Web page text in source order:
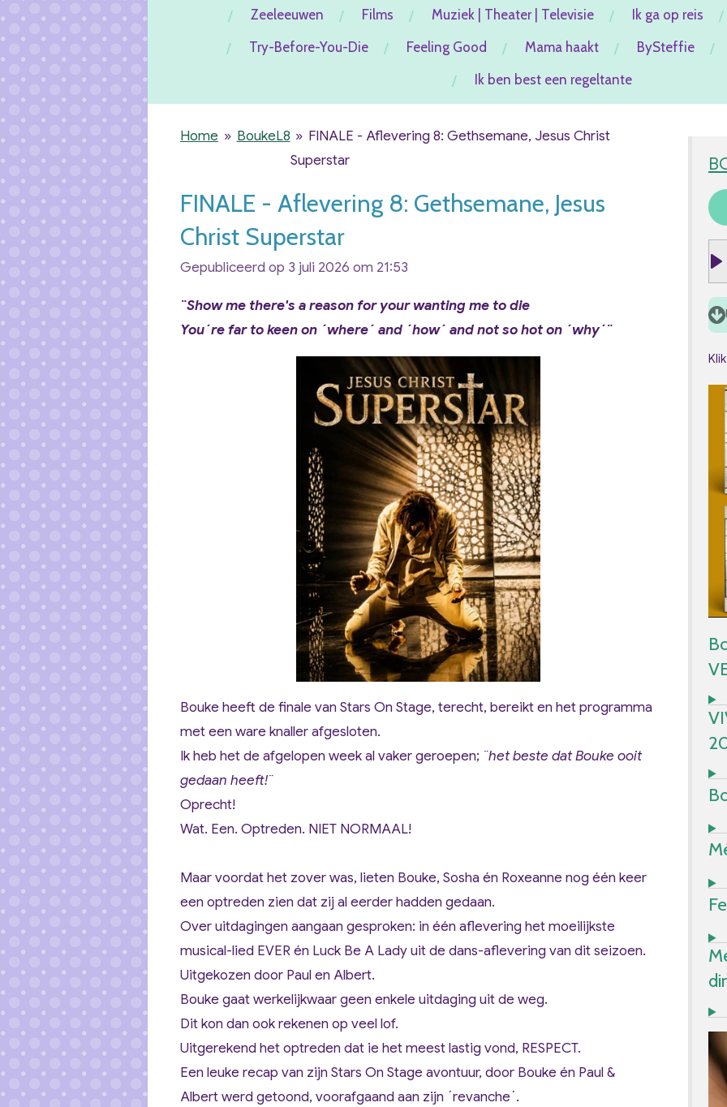
Zeeleeuwen
Films Muziek | Theater | Televisie Ik ga op reis
Try-Before-You-Die
Feeling Good Mama haakt BySteffie
Ik ben best een regeltante
Home » BoukeL8 » FINALE - Aflevering 8: Gethsemane, Jesus Christ
Superstar
FINALE - Aflevering 8: Gethsemane, Jesus
Christ Superstar
Gepubliceerd op 3 juli 2026 om 21:53
¨Show me there's a reason for your wanting me to die
You´re far to keen on ´where´ and ´how´ and not so hot on ´why´¨
Bouke heeft de finale van Stars On Stage, terecht, bereikt en het programma
met een ware knaller afgesloten.
Ik heb het de afgelopen week al vaker geroepen; ¨het beste dat Bouke ooit
gedaan heeft!¨
Oprecht!
Wat. Een. Optreden. NIET NORMAAL!
Maar voordat het zover was, lieten Bouke, Sosha én Roxeanne nog één keer
een optreden zien dat zij al eerder hadden gedaan.
Over uitdagingen aangaan gesproken: in één aflevering het moeilijkste
musical-lied EVER én Luck Be A Lady uit de dans-aflevering van dit seizoen.
Uitgekozen door Paul en Albert.
Bouke gaat werkelijkwaar geen enkele uitdaging uit de weg.
Dit kon dan ook rekenen op veel lof.
Uitgerekend het optreden dat ie het meest lastig vond, RESPECT.
Een leuke recap van zijn Stars On Stage avontuur, door Bouke én Paul &
Albert werd getoond, voorafgaand aan zijn ´revanche´.
P
l
a
Klik